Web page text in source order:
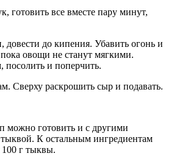
готовить все вместе пару минут,
довести до кипения. Убавить огонь и
овощи не станут мягкими.
, посолить и поперчить.
Сверху раскрошить сыр и подавать.
можно готовить и с другими
К остальным ингредиентам
г тыквы.